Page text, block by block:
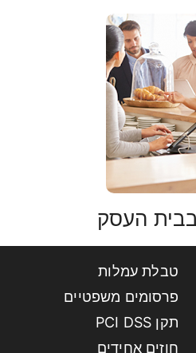
העסק
טבלת עמלות
פרסומים משפטיים
תקן PCI DSS
חוזים אחידים